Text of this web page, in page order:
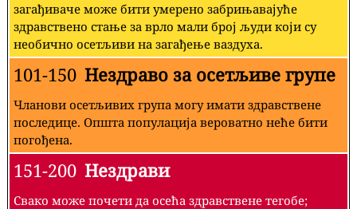
загађиваче може бити умерено забрињавајуће
здравствено стање за врло мали број људи који су
необично осетљиви на загађење ваздуха.
101-150 Нездраво за осетљиве групе
Чланови осетљивих група могу имати здравствене
последице. Општа популација вероватно неће бити
погођена.
151-200 Нездрави
Свако може почети да осећа здравствене тегобе;